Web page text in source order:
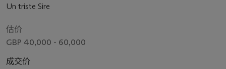
Un triste Sire
估价
GBP 40,000 - 60,000
成交价